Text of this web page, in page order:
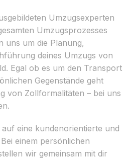
Umzugsexperten
Umzugsprozesses
uns um die Planung,
deines Umzugs von
Egal ob es um den Transport
Gegenstände geht
von Zollformalitäten – bei uns
eine kundenorientierte und
einem persönlichen
wir gemeinsam mit dir